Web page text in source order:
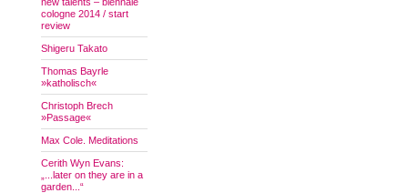
cologne 2014 / start
review
Shigeru Takato
Thomas Bayrle
»katholisch«
Christoph Brech
»Passage«
Max Cole. Meditations
Cerith Wyn Evans:
„...later on they are in a
garden...“